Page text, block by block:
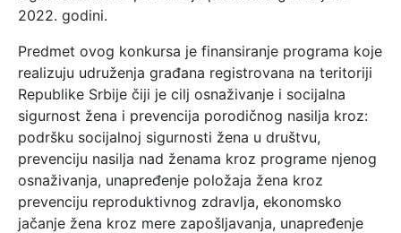
2022. godini.
Predmet ovog konkursa je finansiranje programa koje
realizuju udruženja građana registrovana na teritoriji
Republike Srbije čiji je cilj osnaživanje i socijalna
sigurnost žena i prevencija porodičnog nasilja kroz:
podršku socijalnoj sigurnosti žena u društvu,
prevenciju nasilja nad ženama kroz programe njenog
osnaživanja, unapređenje položaja žena kroz
prevenciju reproduktivnog zdravlja, ekonomsko
jačanje žena kroz mere zapošljavanja, unapređenje